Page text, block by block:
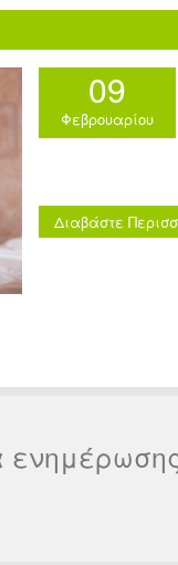
09
Φεβρουαρίου
Διαβάστε